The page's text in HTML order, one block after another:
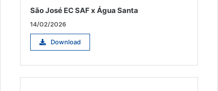
São José EC SAF x Água Santa
14/02/2026
Download